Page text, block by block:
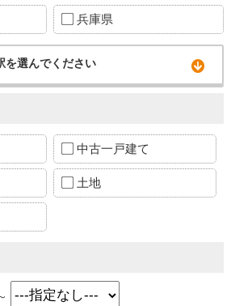
兵庫県
を選んでください
中古一戸建て
土地